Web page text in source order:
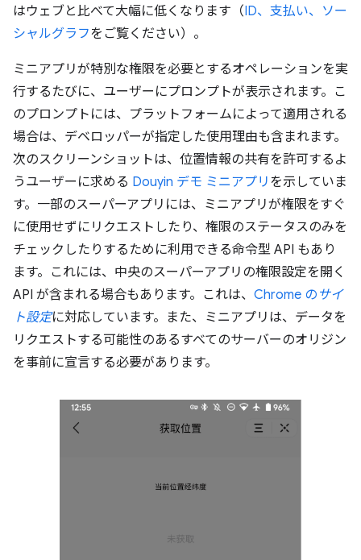
はウェブと比べて大幅に低くなります（ID、支払い、ソー
シャルグラフをご覧ください）。
ミニアプリが特別な権限を必要とするオペレーションを実
行するたびに、ユーザーにプロンプトが表示されます。こ
のプロンプトには、プラットフォームによって適用される
場合は、デベロッパーが指定した使用理由も含まれます。
次のスクリーンショットは、位置情報の共有を許可するよ
うユーザーに求める Douyin デモ ミニアプリ を示していま
す。一部のスーパーアプリには、ミニアプリが権限をすぐ
に使用せずにリクエストしたり、権限のステータスのみを
チェックしたりするために利用できる命令型 API もあり
ます。これには、中央のスーパーアプリの権限設定を開く
API が含まれる場合もあります。これは、 Chrome の サイ
ト設定に対応しています。また、ミニアプリは、データを
リクエストする可能性のあるすべてのサーバーのオリジン
を事前に宣言する必要があります。